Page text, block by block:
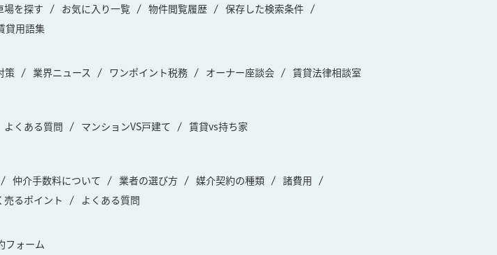
場を探す お気に入り一覧 物件閲覧履歴
保存した検索条件
貸用語集
策 業界ニュース ワンポイント税務 オーナー座談会 賃貸法律相談室
よくある質問 マンションVS戸建て 賃貸vs持ち家
仲介手数料について 業者の選び方 媒介契約の種類
諸費用
売るポイント よくある質問
フォーム